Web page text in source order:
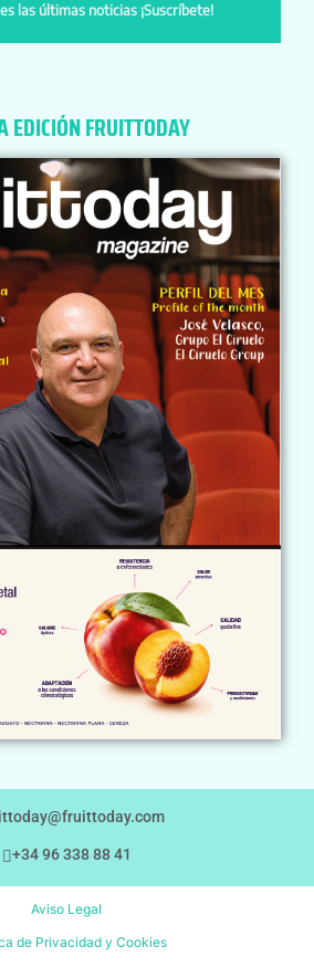
las últimas noticias ¡Suscríbete!
EDICIÓN FRUITTODAY
+34 96 338 88 41
Aviso Legal
de Privacidad y Cookies